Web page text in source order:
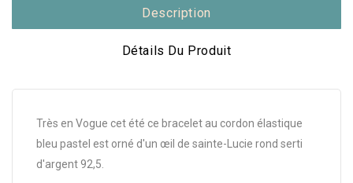
Description
Détails Du Produit
Très en Vogue cet été ce bracelet au cordon élastique
bleu pastel est orné d'un œil de sainte-Lucie rond serti
d'argent 92,5.